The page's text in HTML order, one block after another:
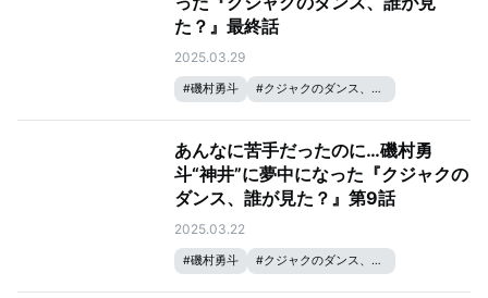
た？』最終話
2025.03.29
#磯村勇斗 #クジャクのダンス、誰が見た？
#
広瀬すず
あんなに苦手だったのに…磯村勇
斗“神井”に夢中になった『クジャクの
ダンス、誰が見た？』第9話
2025.03.22
#磯村勇斗 #クジャクのダンス、誰が見た？